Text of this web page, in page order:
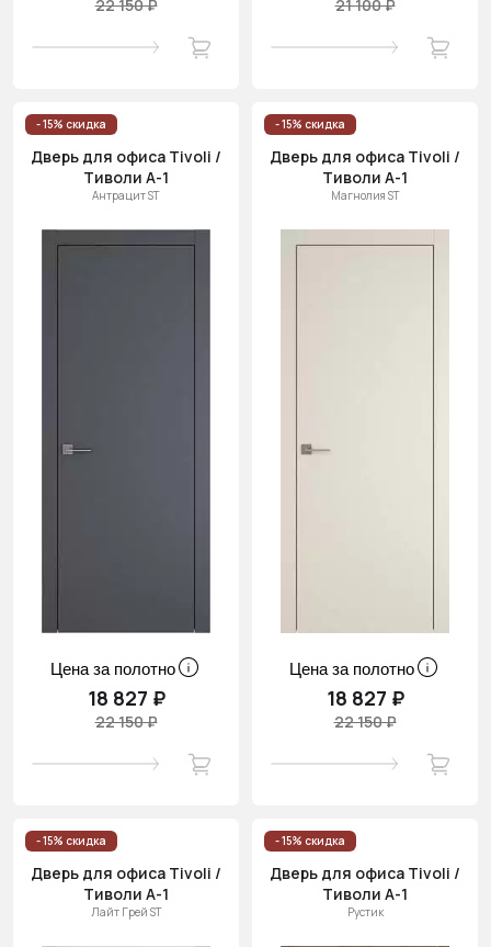
22 150 ₽ 21 100 ₽
- 15% скидка
Дверь для офиса Tivoli /
Тиволи А-1
Антрацит ST
Цена за полотно
18 827 ₽
22 150 ₽
- 15% скидка
Дверь для офиса Tivoli /
Тиволи А-1
Магнолия ST
Цена за полотно
18 827 ₽
22 150 ₽
- 15% скидка
Дверь для офиса Tivoli /
Тиволи А-1
Лайт Грей ST
- 15% скидка
Дверь для офиса Tivoli /
Тиволи А-1
Рустик